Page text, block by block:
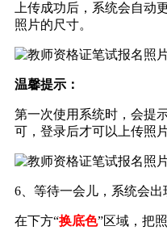
上传成功后，系统会自动
照片的尺寸。
温馨提示：
第一次使用系统时，会提
可，登录后才可以上传照
6、等待一会儿，系统会出
在下方“换底色”区域，把